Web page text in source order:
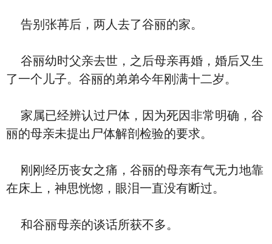
告别张苒后，两人去了谷丽的家。
谷丽幼时父亲去世，之后母亲再婚，婚后又生
了一个儿子。谷丽的弟弟今年刚满十二岁。
家属已经辨认过尸体，因为死因非常明确，谷
丽的母亲未提出尸体解剖检验的要求。
刚刚经历丧女之痛，谷丽的母亲有气无力地靠
在床上，神思恍惚，眼泪一直没有断过。
和谷丽母亲的谈话所获不多。